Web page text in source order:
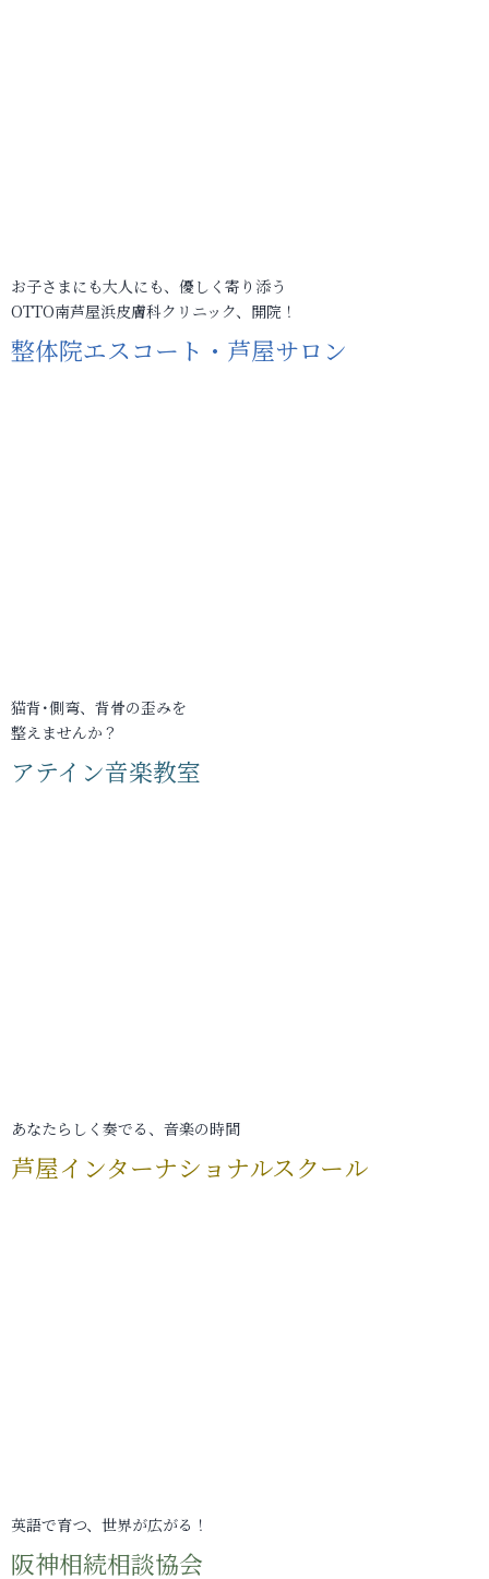
お子さまにも大人にも、優しく寄り添う
OTTO南芦屋浜皮膚科クリニック、開院！
整体院エスコート・芦屋サロン
猫背･側弯、背骨の歪みを
整えませんか？
アテイン音楽教室
あなたらしく奏でる、音楽の時間
芦屋インターナショナルスクール
英語で育つ、世界が広がる！
阪神相続相談協会